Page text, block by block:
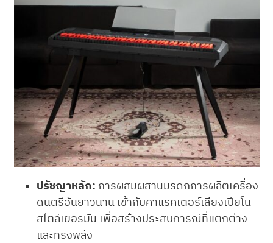
ปรัชญาหลัก: การผสมผสานมรดกการผลิตเครื่อง
ดนตรีอันยาวนาน เข้ากับคาแรคเตอร์เสียงเปียโน
สไตล์เยอรมัน เพื่อสร้างประสบการณ์ที่แตกต่าง
และทรงพลัง